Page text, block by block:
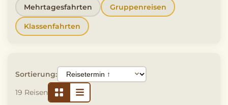
Mehrtagesfahrten Gruppenreisen
Klassenfahrten
Sortierung:
19 Reisen